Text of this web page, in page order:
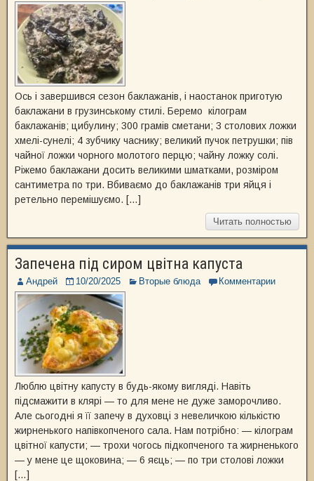
Ось і завершився сезон баклажанів, і наостанок приготую
баклажани в грузинському стилі. Беремо кілограм
баклажанів; цибулину; 300 грамів сметани; 3 столових ложки
хмелі-сунелі; 4 зубчику часнику; великий пучок петрушки; пів
чайної ложки чорного молотого перцю; чайну ложку солі.
Ріжемо баклажани досить великими шматками, розміром
сантиметра по три. Вбиваємо до баклажанів три яйця і
ретельно перемішуємо. […]
Читать полностью
Запечена під сиром цвітна капуста
Андрей 10/20/2025 Вторые блюда Комментарии
Люблю цвітну капусту в будь-якому вигляді. Навіть
підсмажити в клярі — то для мене не дуже заморочливо.
Але сьогодні я її запечу в духовці з невеличкою кількістю
жирненького напівкопченого сала. Нам потрібно: — кілограм
цвітної капусти; — трохи чогось підкопченого та жирненького
— у мене це щоковина; — 6 яєць; — по три столові ложки
[…]